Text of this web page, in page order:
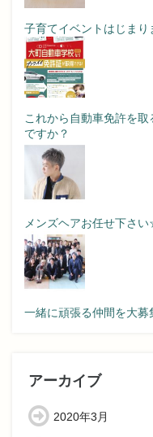
子育てイベントはじまり
これから自動車免許を
ですか？
メンズヘアお任せ下さい
一緒に頑張る仲間を大
アーカイブ
2020年3月